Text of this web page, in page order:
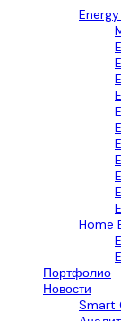
Home
Портфолио
Новости
Smart